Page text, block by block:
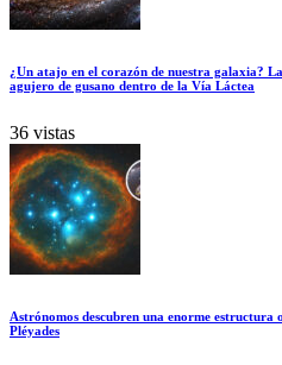
¿Un atajo en el corazón de nuestra galaxia?
agujero de gusano dentro de la Vía Láctea
36 vistas
Astrónomos descubren una enorme
Pléyades